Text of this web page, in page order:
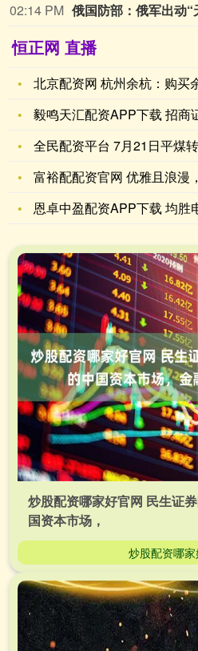
02:14 PM
恒正网 直播
北京配资网 杭州余杭：购买余杭特
毅鸣天汇配资APP下载 招商证券
全民配资平台 7月21日平煤转
富裕配配资官网 优雅且浪漫，天
恩卓中盈配资APP下载 均胜
炒股配资哪家好官网 民生证
国资本市场，
炒股配资哪